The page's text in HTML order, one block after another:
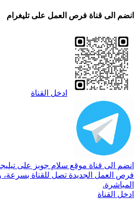
انضم الى قناة فرص العمل على تليغرام
ادخل القناة
انضم الى قناة موقع سلام جوبز على
فرص العمل الجديدة تصل للقناة بسرعة،
المباشرة.
ادخل القناة